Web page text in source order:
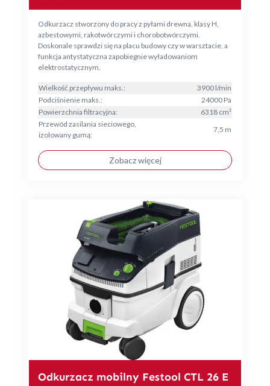
Odkurzacz stworzony do pracy z pyłami drewna, klasy H,
azbestowymi, rakotwórczymi i chorobotwórczymi.
Doskonale sprawdzi się na placu budowy czy w warsztacie, a
funkcja antystatyczna zapobiegnie wyładowaniom
elektrostatycznym.
Wielkość przepływu maks.:
3900 l/min
Podciśnienie maks.:
24000 Pa
Powierzchnia filtracyjna:
6318 cm²
Przewód zasilania sieciowego,
izolowany gumą:
7,5 m
Zobacz więcej
Odkurzacz mobilny Festool CTL 26 E